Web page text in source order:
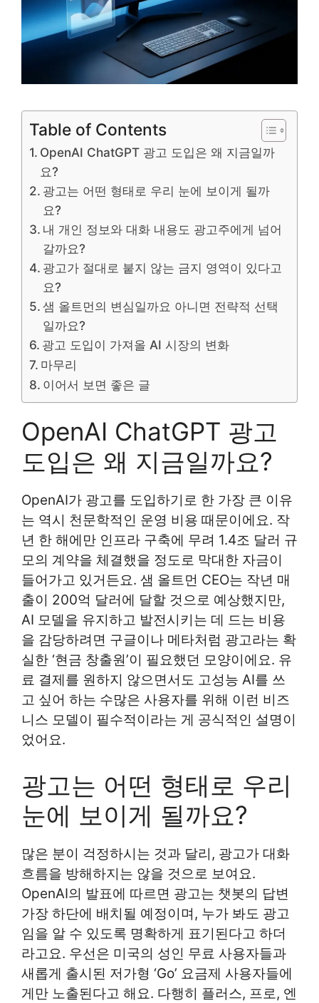
Table of Contents
OpenAI ChatGPT 광고 도입은 왜 지금일까
요?
광고는 어떤 형태로 우리 눈에 보이게 될까
요?
내 개인 정보와 대화 내용도 광고주에게 넘어
갈까요?
광고가 절대로 붙지 않는 금지 영역이 있다고
요?
샘 올트먼의 변심일까요 아니면 전략적 선택
일까요?
광고 도입이 가져올 AI 시장의 변화
마무리
이어서 보면 좋은 글
OpenAI ChatGPT 광고
도입은 왜 지금일까요?
OpenAI가 광고를 도입하기로 한 가장 큰 이유
는 역시 천문학적인 운영 비용 때문이에요. 작
년 한 해에만 인프라 구축에 무려 1.4조 달러 규
모의 계약을 체결했을 정도로 막대한 자금이
들어가고 있거든요. 샘 올트먼 CEO는 작년 매
출이 200억 달러에 달할 것으로 예상했지만,
AI 모델을 유지하고 발전시키는 데 드는 비용
을 감당하려면 구글이나 메타처럼 광고라는 확
실한 ‘현금 창출원’이 필요했던 모양이에요. 유
료 결제를 원하지 않으면서도 고성능 AI를 쓰
고 싶어 하는 수많은 사용자를 위해 이런 비즈
니스 모델이 필수적이라는 게 공식적인 설명이
었어요.
광고는 어떤 형태로 우리
눈에 보이게 될까요?
많은 분이 걱정하시는 것과 달리, 광고가 대화
흐름을 방해하지는 않을 것으로 보여요.
OpenAI의 발표에 따르면 광고는 챗봇의 답변
가장 하단에 배치될 예정이며, 누가 봐도 광고
임을 알 수 있도록 명확하게 표기된다고 하더
라고요. 우선은 미국의 성인 무료 사용자들과
새롭게 출시된 저가형 ‘Go’ 요금제 사용자들에
게만 노출된다고 해요. 다행히 플러스, 프로, 엔